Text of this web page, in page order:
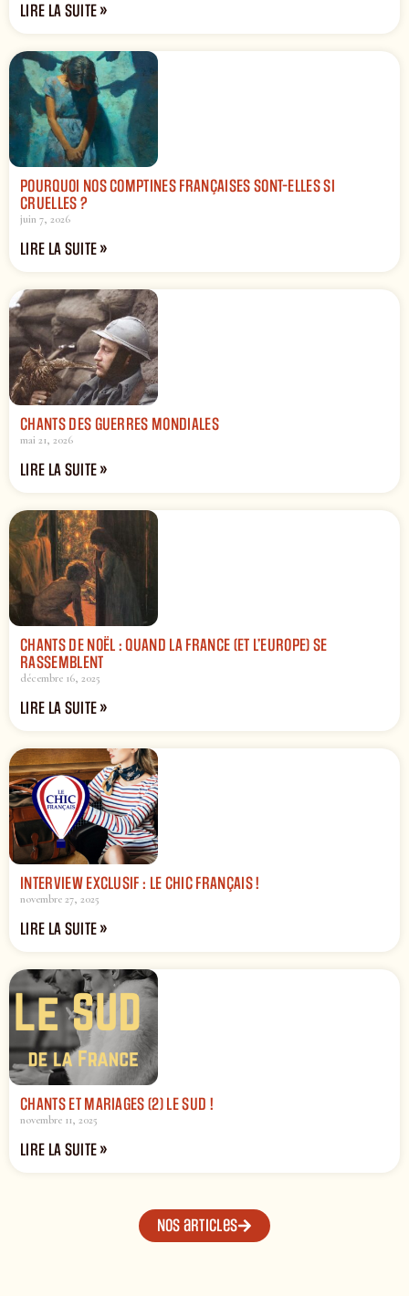
LIRE LA SUITE »
POURQUOI NOS COMPTINES FRANÇAISES SONT-ELLES SI
CRUELLES ?
juin 7, 2026
LIRE LA SUITE »
CHANTS DES GUERRES MONDIALES
mai 21, 2026
LIRE LA SUITE »
CHANTS DE NOËL : QUAND LA FRANCE (ET L’EUROPE) SE
RASSEMBLENT
décembre 16, 2025
LIRE LA SUITE »
INTERVIEW EXCLUSIF : LE CHIC FRANÇAIS !
novembre 27, 2025
LIRE LA SUITE »
CHANTS ET MARIAGES (2) LE SUD !
novembre 11, 2025
LIRE LA SUITE »
Nos articles